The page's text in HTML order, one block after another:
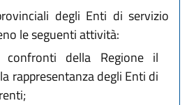
degli Enti di servizio
le seguenti attività:
confronti della Regione il
rappresentanza degli Enti di